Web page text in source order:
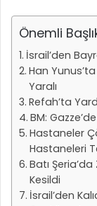
Önemli
İsrail’den
Han
Yaralı
Refah’ta
BM:
Hastaneler
Hastaneleri
Batı
Kesildi
İsrail’den